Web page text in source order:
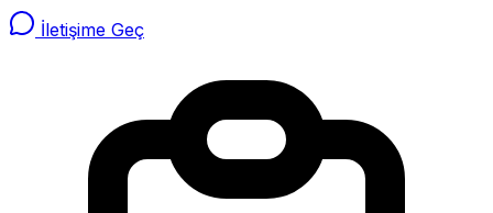
İletişime Geç